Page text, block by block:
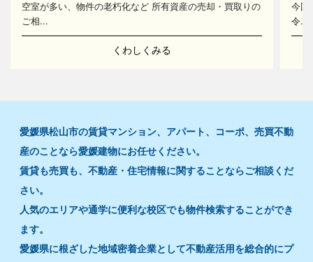
空室が多い、物件の老朽化など 所有資産の売却・買取りの
ご相...
くわしくみる
今回
令...
愛媛県松山市の賃貸マンション、アパート、コーポ、売買不動
産のことなら愛媛建物にお任せください。
賃貸も売買も、不動産・住宅情報に関することならご相談くだ
さい。
人気のエリアや通学に便利な校区でも物件検索することができ
ます。
愛媛県に根ざした地域密着企業として不動産活用を総合的にプ